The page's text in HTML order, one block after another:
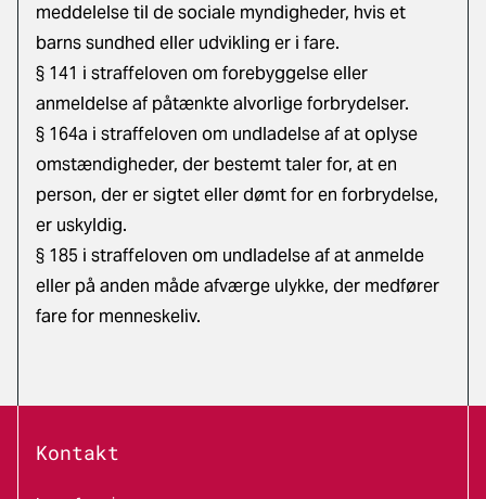
meddelelse til de sociale myndigheder, hvis et
barns sundhed eller udvikling er i fare.
§ 141 i straffeloven om forebyggelse eller
anmeldelse af påtænkte alvorlige forbrydelser.
§ 164a i straffeloven om undladelse af at oplyse
omstændigheder, der bestemt taler for, at en
person, der er sigtet eller dømt for en forbrydelse,
er uskyldig.
§ 185 i straffeloven om undladelse af at anmelde
eller på anden måde afværge ulykke, der medfører
fare for menneskeliv.
Kontakt